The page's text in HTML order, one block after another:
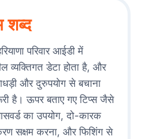
शब्द
परिवार आईडी में
व्यक्तिगत डेटा होता है, और
और दुरुपयोग से बचाना
है। ऊपर बताए गए टिप्स जैसे
का उपयोग, दो-कारक
सक्षम करना, और फिशिंग से